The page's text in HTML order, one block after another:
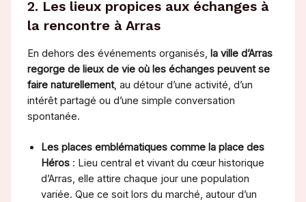
2. Les lieux propices aux échanges à
la rencontre à Arras
En dehors des événements organisés, la ville d’Arras
regorge de lieux de vie où les échanges peuvent se
faire naturellement, au détour d’une activité, d’un
intérêt partagé ou d’une simple conversation
spontanée.
Les places emblématiques comme la place des
Héros: Lieu central et vivant du cœur historique
d’Arras, elle attire chaque jour une population
variée. Que ce soit lors du marché, autour d’un